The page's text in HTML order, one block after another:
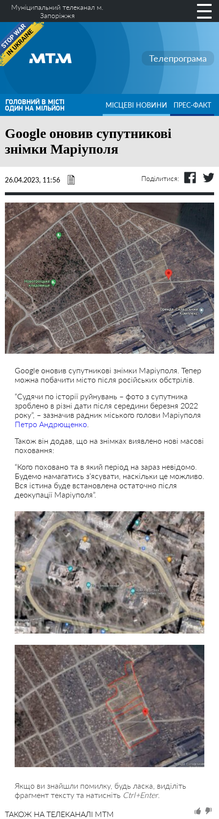
Муніципальний телеканал м.
Запоріжжя
Телепрограма
ГОЛОВНИЙ В МІСТІ
ОДИН НА МІЛЬЙОН МІСЦЕВІ НОВИНИ ПРЕС-ФАКТ
Google оновив супутникові
знімки Маріуполя
26.04.2023, 11:56 Поділитися:
Google оновив супутникові знімки Маріуполя. Тепер
можна побачити місто після російських обстрілів.
“Судячи по історії руйнувань – фото з супутника
зроблено в різні дати після середини березня 2022
року”, – зазначив радник міського голови Маріуполя
Петро Андрющенко
Також він додав, що на знімках виявлено нові масові
поховання:
“Кого поховано та в який період на зараз невідомо.
Будемо намагатись з’ясувати, наскільки це можливо.
Вся істина буде встановлена остаточно після
деокупації Маріуполя”.
Якщо ви знайшли помилку, будь ласка, виділіть
фрагмент тексту та натисніть Ctrl+Enter.
ТАКОЖ НА ТЕЛЕКАНАЛІ MTM